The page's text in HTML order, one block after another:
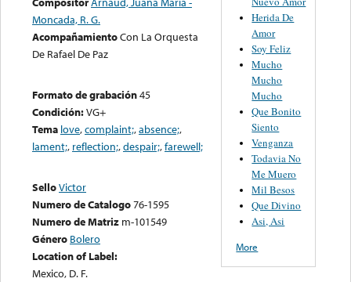
Moncada, R. G.
AcompañamientoCon La Orquesta
De Rafael De Paz
Formato de grabación45
Condición:VG+
Tema love,complaint;,absence;,
lament;, reflection;,despair;,farewell;
SelloVictor
Numero de Catalogo76-1595
Numero de Matriz m-101549
Género Bolero
Location of Label:
Mexico, D. F.
Herida De
Amor
Soy Feliz
Mucho
Mucho
Mucho
Que Bonito
Siento
Venganza
Todavia No
Me Muero
Mil Besos
Que Divino
Asi, Asi
More